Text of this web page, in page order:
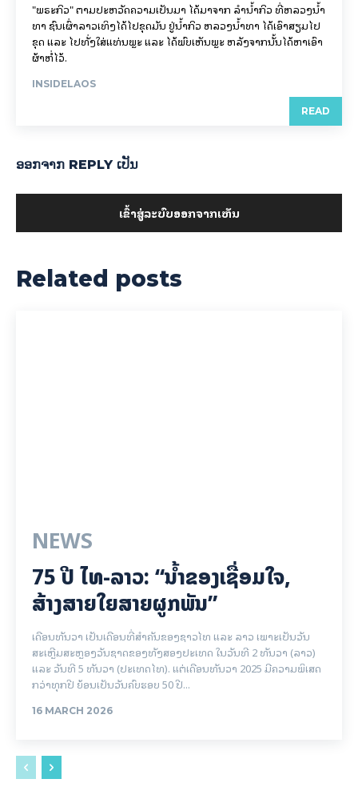
"ພຣະກິວ" ຕາມປະຫວັດຄວາມເປັນມາ ໄດ້ມາຈາກ ລຳນ້ຳກິວ ທີ່ຫລວງນ້ຳ
ທາ ຊົນເຜົ່າລາວເທິງໄດ້ໄປຂຸດມັນ ຢູ່ນ້ຳກິວ ຫລວງນ້ຳທາ ໄດ້ເອົາສຽມໄປ
ຂຸດ ແລະ ໄປທັ່ງໃສ່ແທ່ນພຼະ ແລະ ໄດ້ພົບເຫັນພຼະ ຫລັງຈາກນັ້ນໄດ້ຫາເອົາ
ຜ້າຫໍ່ໄວ້.
INSIDELAOS
READ
ອອກ​ຈາກ REPLY ເປັນ
ເຂົ້າ​ສູ່​ລະ​ບົບ​ອອກ​ຈາກ​ເຫັນ
Related posts
NEWS
75 ປີ ​ໄທ-ລາວ: “​ນ້ຳ​ຂອງ​ເຊື່ອມ​​ໃຈ,
ສ້າງສາຍໃຍ​ສາຍຜູກພັນ”
ເດືອນທັນວາ ເປັນເດືອນທີ່ສຳຄັນຂອງຊາວໄທ ແລະ ລາວ ເພາະເປັນວັນ
ສະເຫຼີມສະຫຼອງວັນຊາດຂອງທັງສອງປະເທດ ໃນວັນທີ 2 ທັນວາ (ລາວ)
ແລະ ວັນທີ 5 ທັນວາ (ປະເທດໄທ). ແຕ່ເດືອນທັນວາ 2025 ມີຄວາມພິເສດ
ກວ່າທຸກປີ ຍ້ອນເປັນວັນຄົບຮອບ 50 ປີ...
16 MARCH 2026